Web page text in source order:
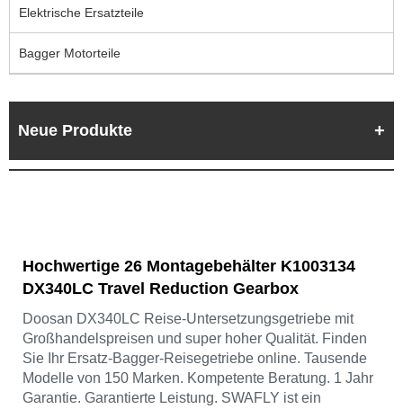
Elektrische Ersatzteile
Bagger Motorteile
Neue Produkte
Hochwertige 26 Montagebehälter K1003134
DX340LC Travel Reduction Gearbox
Doosan DX340LC Reise-Untersetzungsgetriebe mit
Großhandelspreisen und super hoher Qualität. Finden
Sie Ihr Ersatz-Bagger-Reisegetriebe online. Tausende
Modelle von 150 Marken. Kompetente Beratung. 1 Jahr
Garantie. Garantierte Leistung. SWAFLY ist ein